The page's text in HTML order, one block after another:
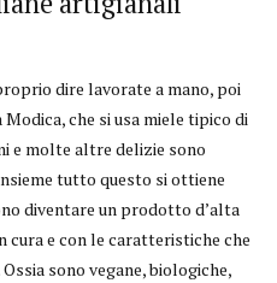
dire lavorate a mano, poi
che si usa miele tipico di
e molte altre delizie sono
tutto questo si ottiene
diventare un prodotto d’alta
e con le caratteristiche che
sono vegane, biologiche,